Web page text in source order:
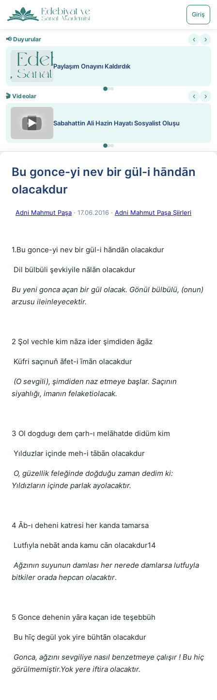
Giriş
📢 Duyurular ‹ ›
Paylaşım Onayını Kaldırdık
🎬 Videolar ‹ ›
▶ Sabahattin Ali Hazin Hayatı Sosyalist Oluşu
Bu gonce-yi nev bir gül-i hāndān
olacakdur
Adni Mahmut Paşa · 17.06.2016 · Adni Mahmut Paşa Şiirleri
1.Bu gonce-yi nev bir gül-i hāndān olacakdur
Dil bülbüli şevkiyile nālān olacakdur
Bu yeni gonca açan bir gül olacak. Gönül bülbülü, (onun)
arzusu ileinleyecektir.
2 Şol vechle kim nāza ider şimdiden āgāz
Küfri saçınuň āfet-i īmān olacakdur
(O sevgili), şimdiden naz etmeye başlar. Saçının
siyahlığı, imanın felaketiolacak.
3 Ol dogdugı dem çarh-ı melāhatde didüm kim
Yılduzlar içinde meh-i tābān olacakdur
O, güzellik feleğinde doğduğu zaman dedim ki:
Yıldızların içinde parlak ayolacaktır.
4 Āb-ı deheni katresi her kanda tamarsa
Lutfıyla nebāt anda kamu cān olacakdur14
Ağzının suyunun damlası her nerede damlarsa lutfuyla
bitkiler orada hepcan olacaktır.
5 Gonce dehenin yāra kaçan ide teşebbüh
Bu hīç degül yok yire bühtān olacakdur
Gonca, ağzını sevgiliye nasıl benzetmeye çalışır ! Bu hiç
görülmemiştir.Yok yere iftira olacaktır.